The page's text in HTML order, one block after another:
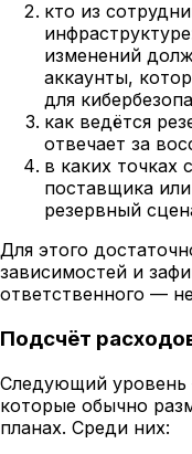
кто из
изменений
аккаунты,
для
как ведётся
отвечает за
в каких точках
поставщика
резервный
Для этого
зависимостей и
ответственного —
Подсчёт
Следующий уровень
которые обычно
планах. Среди них: